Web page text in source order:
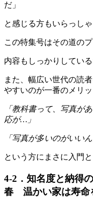
だ」
と感じる方もいらっし
この特集号はその道の
内容もしっかりしている
また、幅広い世代の読
やすいのが一番のメリッ
「教科書って、写真が
応が…」
「写真が多いのがいいん
という方にまさに入門
4-2．知名度と納得
春 温かい家は寿命